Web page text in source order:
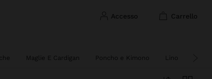
accesso carrello
Maglie E Cardigan Poncho e Kimono Lino Pelle